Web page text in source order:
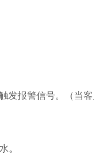
发报警信号。（当
。